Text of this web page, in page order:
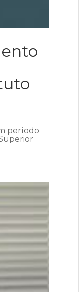
período